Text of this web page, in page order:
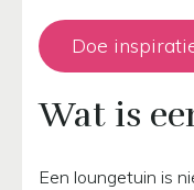
Doe
Wat is
Een loungetuin is